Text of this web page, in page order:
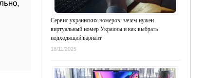
Сервис украинских номеров: зачем нужен
виртуальный номер Украины и как выбрать
подходящий вариант
18/11/2025